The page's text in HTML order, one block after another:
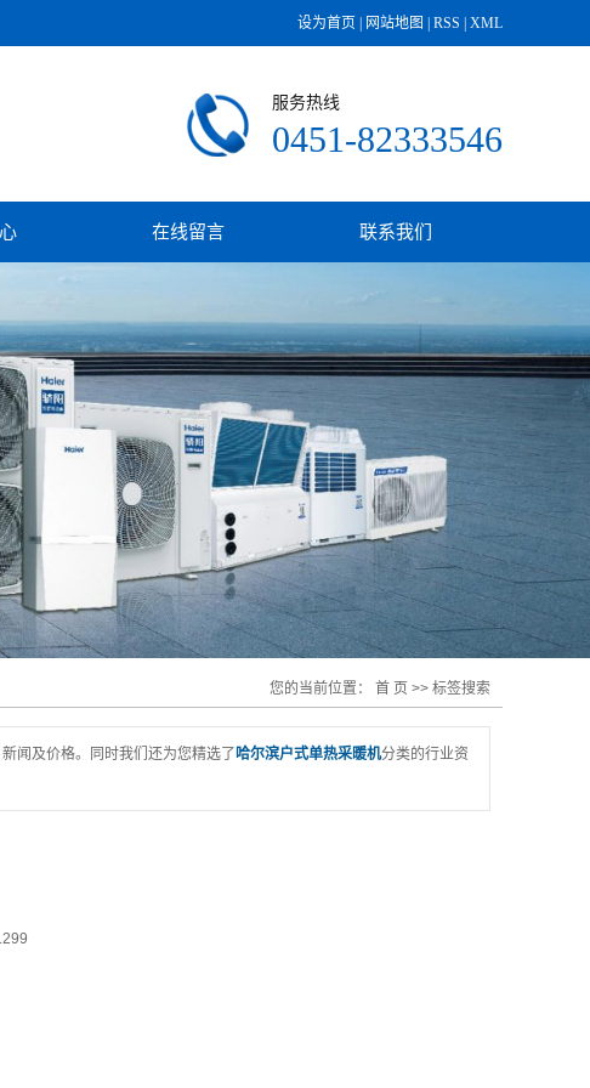
设为首页 网站地图 RSS XML
服务热线
0451-82333546
在线留言 联系我们
您的当前位置： 首 页 >> 标签搜索
闻及价格。同时我们还为您精选了哈尔滨户式单热采暖机分类的行业资